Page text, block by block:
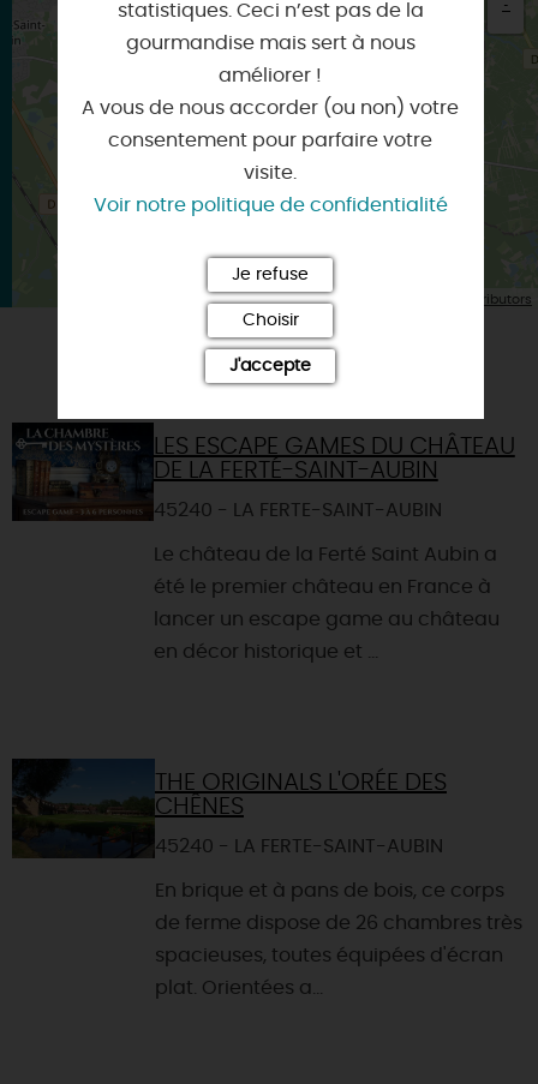
×
Itinéraire vers
-
Leaflet| Map data © OpenStreetMap contributors
VOUS AIMEREZ AUSSI
LES ESCAPE GAMES DU CHÂTEAU
DE LA FERTÉ-SAINT-AUBIN
45240 - LA FERTE-SAINT-AUBIN
Le château de la Ferté Saint Aubin a
été le premier château en France à
lancer un escape game au château
en décor historique et ...
THE ORIGINALS L'ORÉE DES
CHÊNES
45240 - LA FERTE-SAINT-AUBIN
En brique et à pans de bois, ce corps
de ferme dispose de 26 chambres très
spacieuses, toutes équipées d'écran
plat. Orientées a...
statistiques. Ceci n’est pas de la
gourmandise mais sert à nous
améliorer !
A vous de nous accorder (ou non) votre
consentement pour parfaire votre
visite.
Voir notre politique de confidentialité
Je refuse
Choisir
J'accepte